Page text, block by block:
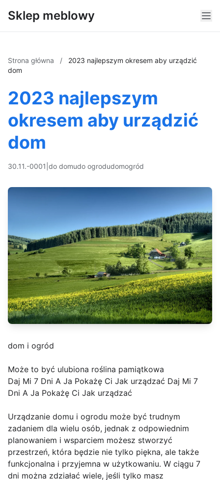
Sklep meblowy
Strona główna /
2023 najlepszym okresem aby urządzić
dom
2023 najlepszym
okresem aby urządzić
dom
30.11.-0001 do domudo ogrodudomogród
dom i ogród
Może to być ulubiona roślina pamiątkowa
Daj Mi 7 Dni A Ja Pokażę Ci Jak urządzać Daj Mi 7
Dni A Ja Pokażę Ci Jak urządzać
Urządzanie domu i ogrodu może być trudnym
zadaniem dla wielu osób, jednak z odpowiednim
planowaniem i wsparciem możesz stworzyć
przestrzeń, która będzie nie tylko piękna, ale także
funkcjonalna i przyjemna w użytkowaniu. W ciągu 7
dni można zdziałać wiele, jeśli tylko masz